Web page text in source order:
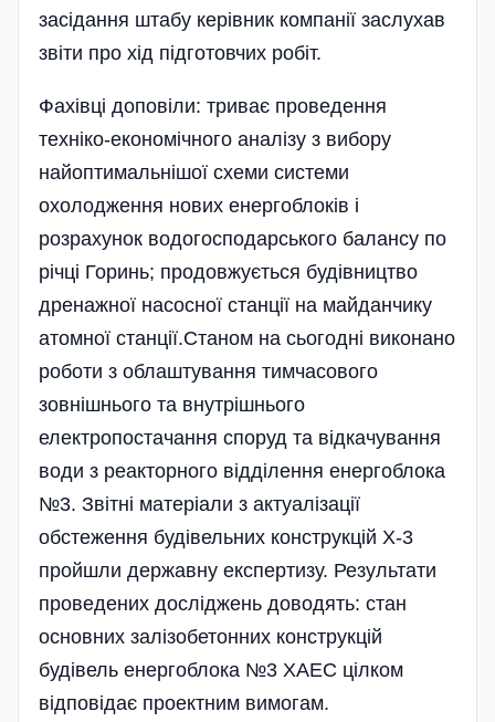
засідання штабу керівник компанії заслухав
звіти про хід підготовчих робіт.
Фахівці доповіли: триває проведення
техніко-економічного аналізу з вибору
найоптимальнішої схеми системи
охолодження нових енергоблоків і
розрахунок водогосподарського балансу по
річці Горинь; продовжується будівництво
дренажної насосної станції на майданчику
атомної станції.Станом на сьогодні виконано
роботи з облаштування тимчасового
зовнішнього та внутрішнього
електропостачання споруд та відкачування
води з реакторного відділення енергоблока
№3. Звітні матеріали з актуалізації
обстеження будівельних конструкцій Х-3
пройшли державну експертизу. Результати
проведених досліджень доводять: стан
основних залізобетонних конструкцій
будівель енергоблока №3 ХАЕС цілком
відповідає проектним вимогам.